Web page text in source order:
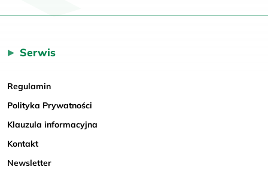
Serwis
Regulamin
Polityka Prywatności
Klauzula informacyjna
Kontakt
Newsletter